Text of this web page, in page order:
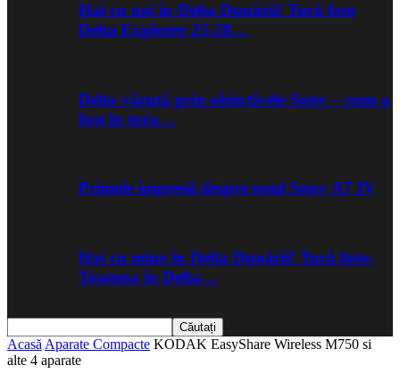
Hai cu noi în Delta Dunării! Tură foto
Delta Explorer 25-28…
Delta văzută prin obiectivele Sony – cum a
fost în tura…
Primele impresii despre noul Sony A7 IV
Hai cu mine în Delta Dunării! Tură foto:
Toamna în Delta…
Acasă Aparate Compacte KODAK EasyShare Wireless M750 si
alte 4 aparate